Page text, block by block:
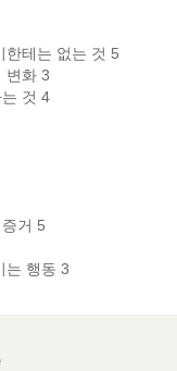
한테는 없는 것 5
변화 3
것 4
거 5
는 행동 3